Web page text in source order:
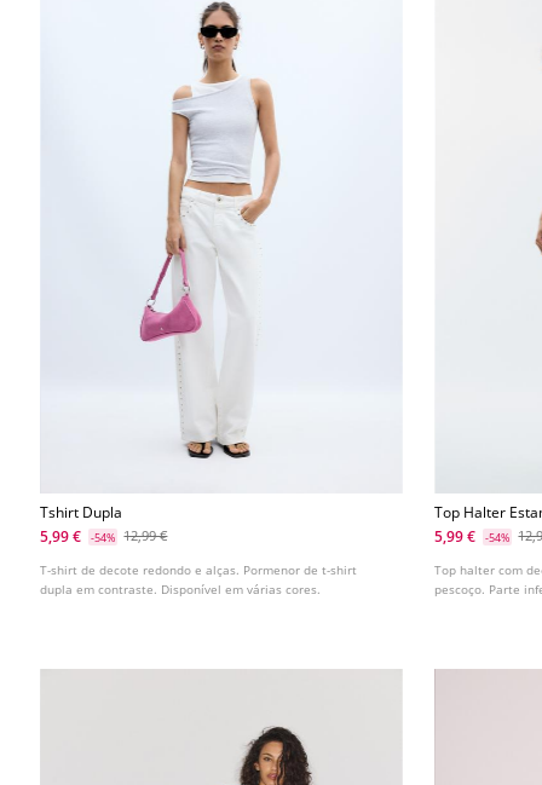
Tshirt Dupla
5,99 €
-54% 12,99 €
T-shirt de decote redondo e alças. Pormenor de t-shirt
dupla em contraste. Disponível em várias cores.
Top Halter
5,99 €
-54%
Top halter com
pescoço. Parte